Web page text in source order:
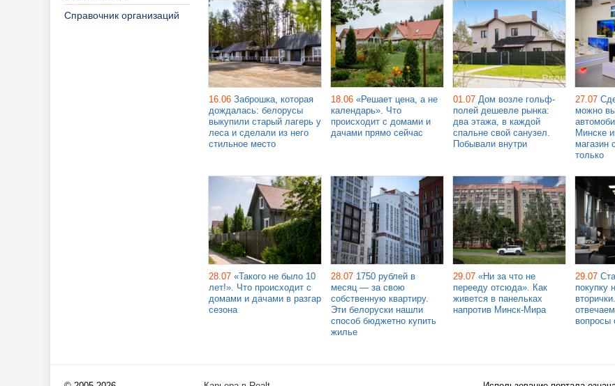
Справочник организаций
16.06 Заброшка, которая
дождалась: белорусы
выкупили старый лагерь у
леса и сделали из него
стильное место
18.06 «Решает цена, а не
календарь». Что
происходит с домами и
дачами прямо сейчас
01.07 Дом возле гольф-
полей дешевле рынка:
два этажа, в каждой
спальне свой санузел.
Побывали внутри
27.07
можно
Минске
магазин
только
28.07 «Такого не было 10
лет!». Что происходит с
домами и дачами в разгар
сезона
28.07 1750 рублей в
месяц — за свою
собственную квартиру.
Эти белоруски нашли
способ бюджетно купить
жилье
29.07 «Ни за что не
перееду отсюда». Как
живется в панельках
напротив Минск-Мира
29.07
покупку
вопросы